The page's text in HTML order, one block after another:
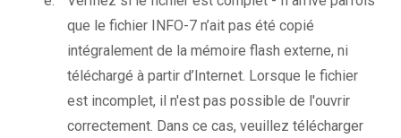
que le fichier INFO-7 n’ait pas été copié
intégralement de la mémoire flash externe, ni
téléchargé à partir d’Internet. Lorsque le fichier
est incomplet, il n'est pas possible de l'ouvrir
correctement. Dans ce cas, veuillez télécharger